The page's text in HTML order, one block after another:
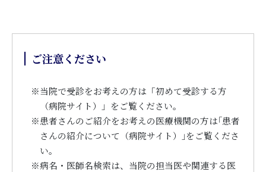
ご注意ください
※当院で受診をお考えの方は「初めて受診する方
（病院サイト）」をご覧ください。
※患者さんのご紹介をお考えの医療機関の方は｢患者
さんの紹介について（病院サイト）｣をご覧くださ
い。
※病名・医師名検索は、当院の担当医や関連する医